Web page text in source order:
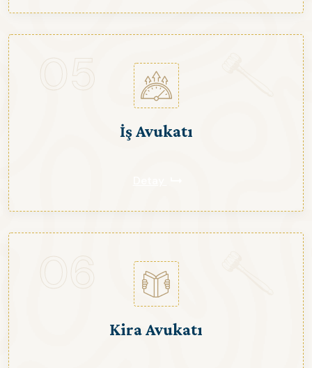
İş Avukatı
05
Kira Avukatı
06